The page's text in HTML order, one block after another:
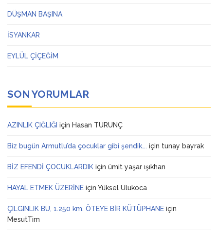
DÜŞMAN BAŞINA
İSYANKAR
EYLÜL ÇİÇEĞİM
SON YORUMLAR
AZINLIK ÇIĞLIĞI için Hasan TURUNÇ
Biz bugün Armutlu’da çocuklar gibi şendik…. için tunay bayrak
BİZ EFENDİ ÇOCUKLARDIK için ümit yaşar ışıkhan
HAYAL ETMEK ÜZERİNE için Yüksel Ulukoca
ÇILGINLIK BU, 1.250 km. ÖTEYE BİR KÜTÜPHANE için
MesutTim